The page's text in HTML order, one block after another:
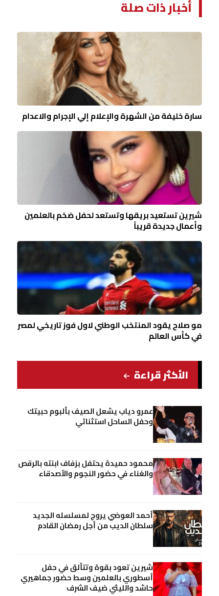
أخبار ذات صلة
سارة خليفة من الشهرة والإعلام إلي الإجرام والاعدام
شيرين تستعيد بريقها وتستعد لحفل ضخم بالعلمين
وأعمال جديدة قريباً
مو صلاح يقود المنتخب الوطني لاول فوز تاريخي لمصر
في كأس العالم
الأكثر قراءة
عمرو دياب يشعل الصيف بألبوم حبيتك
وحفل الساحل استثنائي
محمود حميدة يحتفل بزفاف ابنته بالرقص
والغناء في حضور النجوم والأصدقاء
أحمد العوضي يروج لمسلسله الجديد
سلطان الديب من أجل رمضان القادم
شيرين تعود بقوة وتتألق في حفل
أسطوري بالعلمين وسط حضور جماهيري
حاشد والليثي ضيف الشرف